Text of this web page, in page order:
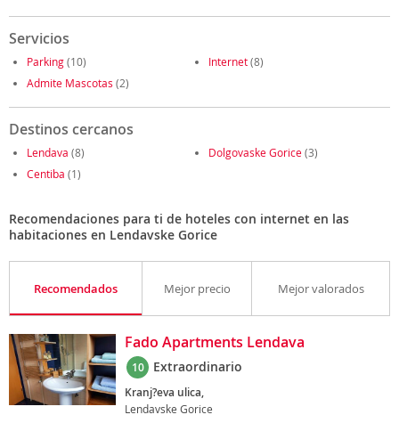
Servicios
Parking(10) Internet(8)
Admite Mascotas (2)
Destinos cercanos
Lendava (8) Dolgovaske Gorice(3)
Centiba (1)
Recomendaciones para ti de hoteles con internet en las
habitaciones en Lendavske Gorice
Recomendados Mejor precio Mejor valorados
Fado Apartments Lendava
10 Extraordinario
Kranj?eva ulica,
Lendavske Gorice